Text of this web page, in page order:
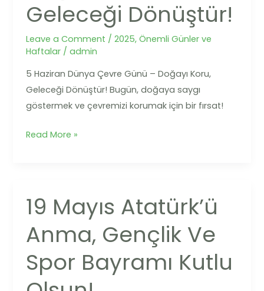
Geleceği Dönüştür!
Leave a Comment /2025,Önemli Günler ve
Haftalar /admin
5 Haziran Dünya Çevre Günü – Doğayı Koru,
Geleceği Dönüştür! Bugün, doğaya saygı
göstermek ve çevremizi korumak için bir fırsat!
Doğayı
Koru,
Geleceği
Dönüştür!
Read More »
19 Mayıs Atatürk’ü
Anma, Gençlik Ve
Spor Bayramı Kutlu
19
Mayıs
Atatürk’ü
Gençlik